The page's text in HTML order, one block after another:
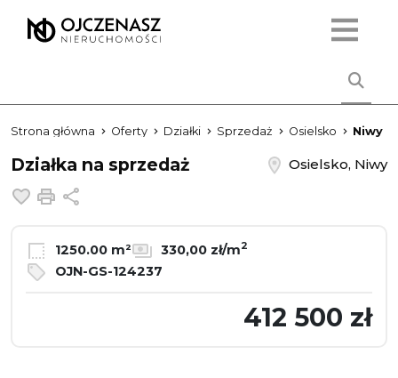
Strona główna Oferty Działki Sprzedaż Osielsko Niwy
Działka na sprzedaż
Osielsko, Niwy
Dodaj do ulubionych
Drukuj
1250.00 m² 330,00 zł/m2
OJN-GS-124237
412 500 zł